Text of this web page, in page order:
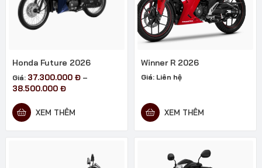
Honda Future 2026
Giá: 37.300.000 Đ –
38.500.000 ĐKhoảng
từ
XEM THÊM
Winner R 2026
Giá: Liên hệ
XEM THÊM